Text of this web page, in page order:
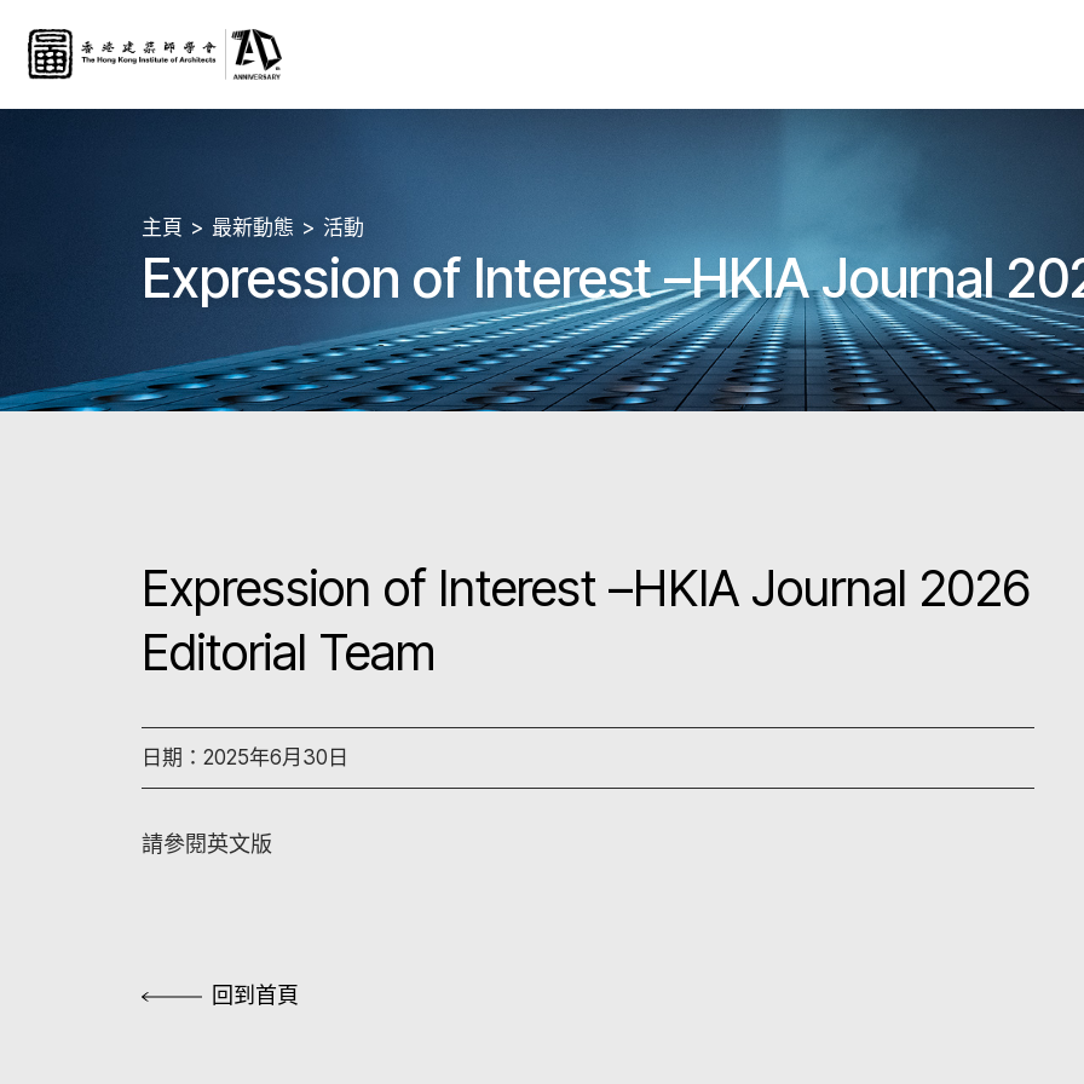
主頁 最新動態 活動
Expression of Interest –HKIA Journal
Expression of Interest –HKIA Journal 2026
Editorial Team
日期：2025年6月30日
請參閱英文版
回到首頁